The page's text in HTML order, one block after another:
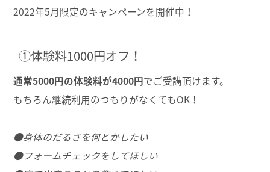
2022年5月限定のキャンペーンを開催中！
①体験料1000円オフ！
通常5000円の体験料が4000円でご受講頂けます。
もちろん継続利用のつもりがなくてもOK！
●身体のだるさを何とかしたい
●フォームチェックをしてほしい